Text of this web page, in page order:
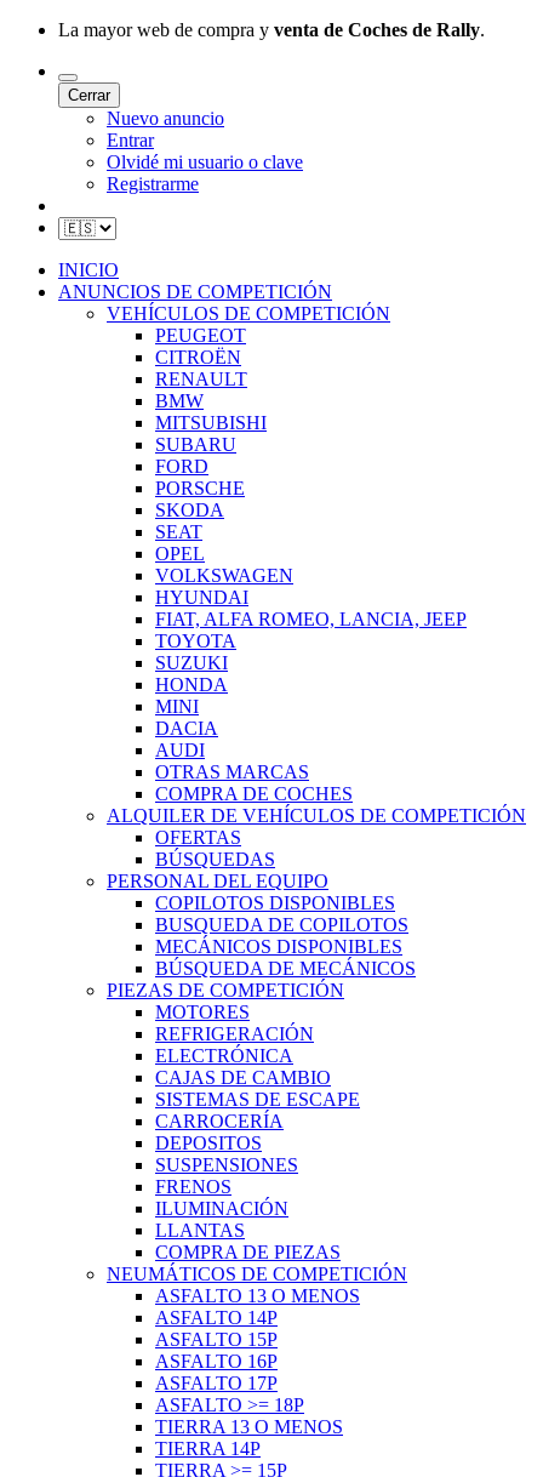
La mayor web de compra y venta de Coches de Rally.
Cerrar
Nuevo anuncio
Entrar
Olvidé mi usuario o clave
Registrarme
INICIO
ANUNCIOS DE COMPETICIÓN
VEHÍCULOS DE COMPETICIÓN
PEUGEOT
CITROËN
RENAULT
BMW
MITSUBISHI
SUBARU
FORD
PORSCHE
SKODA
SEAT
OPEL
VOLKSWAGEN
HYUNDAI
FIAT, ALFA ROMEO, LANCIA, JEEP
TOYOTA
SUZUKI
HONDA
MINI
DACIA
AUDI
OTRAS MARCAS
COMPRA DE COCHES
ALQUILER DE VEHÍCULOS DE COMPETICIÓN
OFERTAS
BÚSQUEDAS
PERSONAL DEL EQUIPO
COPILOTOS DISPONIBLES
BUSQUEDA DE COPILOTOS
MECÁNICOS DISPONIBLES
BÚSQUEDA DE MECÁNICOS
PIEZAS DE COMPETICIÓN
MOTORES
REFRIGERACIÓN
ELECTRÓNICA
CAJAS DE CAMBIO
SISTEMAS DE ESCAPE
CARROCERÍA
DEPOSITOS
SUSPENSIONES
FRENOS
ILUMINACIÓN
LLANTAS
COMPRA DE PIEZAS
NEUMÁTICOS DE COMPETICIÓN
ASFALTO 13 O MENOS
ASFALTO 14P
ASFALTO 15P
ASFALTO 16P
ASFALTO 17P
ASFALTO >= 18P
TIERRA 13 O MENOS
TIERRA 14P
TIERRA >= 15P